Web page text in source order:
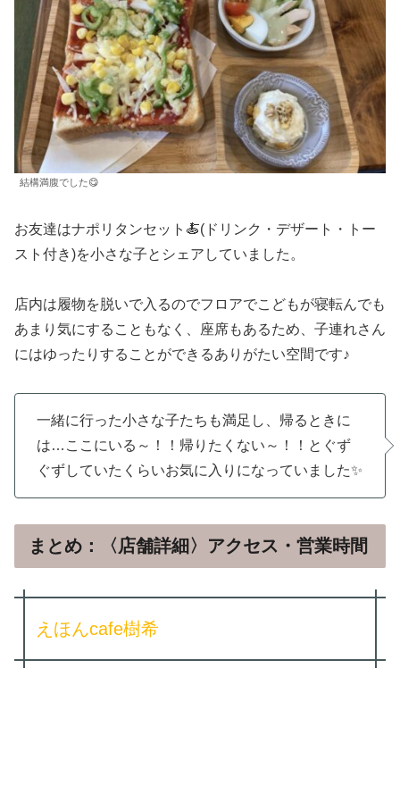
結構満腹でした😋
お友達はナポリタンセット🍝(ドリンク・デザート・トー
スト付き)を小さな子とシェアしていました。
店内は履物を脱いで入るのでフロアでこどもが寝転んでも
あまり気にすることもなく、座席もあるため、子連れさん
にはゆったりすることができるありがたい空間です♪
一緒に行った小さな子たちも満足し、帰るときに
は…ここにいる～！！帰りたくない～！！とぐず
ぐずしていたくらいお気に入りになっていました✨️
まとめ：〈店舗詳細〉アクセス・営業時間
えほんcafe樹希